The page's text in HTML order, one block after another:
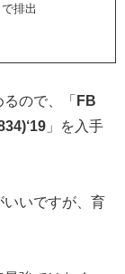
で排出
ので、「 FB
」を入手
いいですが、育